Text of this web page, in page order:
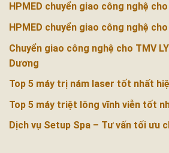
HPMED chuyển giao công nghệ
HPMED chuyển giao công nghệ
Chuyển giao công nghệ cho TMV
Dương
Top 5 máy trị nám laser tốt nhất
Top 5 máy triệt lông vĩnh viễn tốt
Dịch vụ Setup Spa – Tư vấn tối ưu